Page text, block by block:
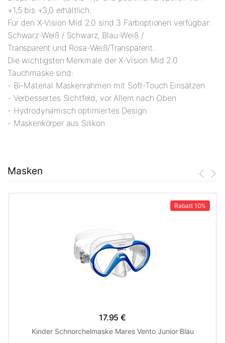
+1,5 bis +3,0 erhältlich.
Für den X-Vision Mid 2.0 sind 3 Farboptionen verfügbar:
Schwarz-Weiß / Schwarz, Blau-Weiß /
Transparent und Rosa-Weiß/Transparent.
Die wichtigsten Merkmale der X-Vision Mid 2.0
Tauchmaske sind:
- Bi-Material Maskenrahmen mit Soft-Touch Einsätzen
- Verbessertes Sichtfeld, vor Allem nach Oben
- Hydrodynamisch optimiertes Design
- Maskenkörper aus Silikon
Masken
Rabatt 10%
17.95 €
Kinder Schnorchelmaske Mares Vento Junior Blau